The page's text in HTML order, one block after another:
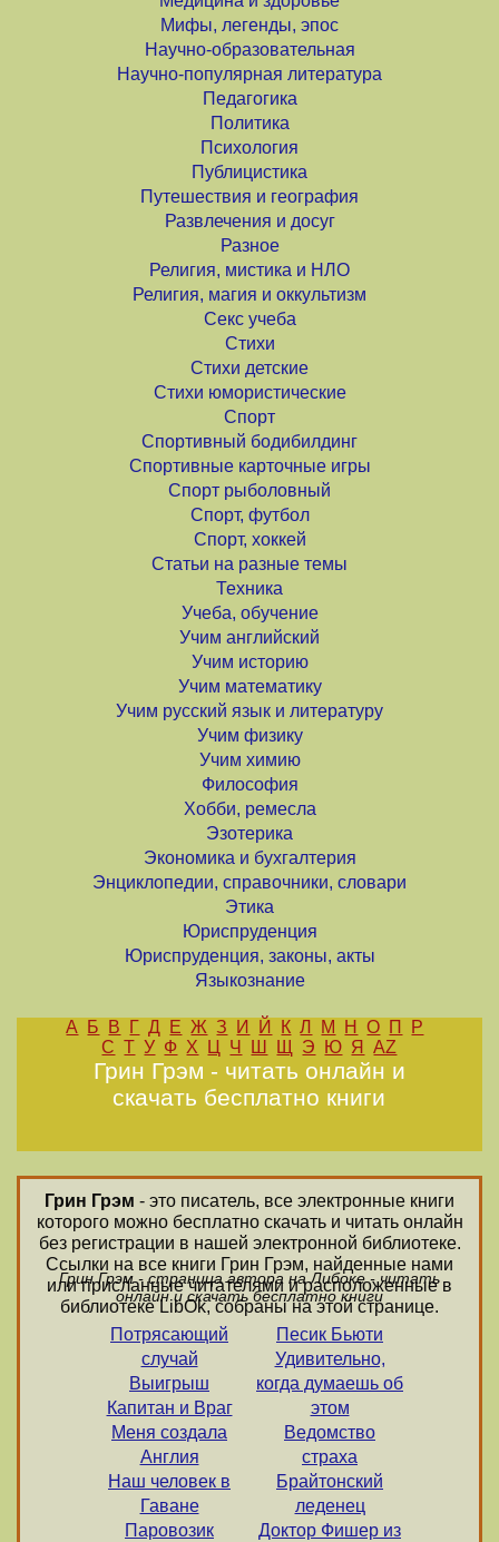
Мифы, легенды, эпос
Научно-образовательная
Научно-популярная литература
Педагогика
Политика
Психология
Публицистика
Путешествия и география
Развлечения и досуг
Разное
Религия, мистика и НЛО
Религия, магия и оккультизм
Секс учеба
Стихи
Стихи детские
Стихи юмористические
Спорт
Спортивный бодибилдинг
Спортивные карточные игры
Спорт рыболовный
Спорт, футбол
Спорт, хоккей
Статьи на разные темы
Техника
Учеба, обучение
Учим английский
Учим историю
Учим математику
Учим русский язык и литературу
Учим физику
Учим химию
Философия
Хобби, ремесла
Эзотерика
Экономика и бухгалтерия
Энциклопедии, справочники, словари
Этика
Юриспруденция
Юриспруденция, законы, акты
Языкознание
А Б В Г Д Е Ж З И Й К Л М Н О П
Р
С Т У Ф Х Ц Ч Ш Щ Э Ю Я AZ
Грин Грэм - читать онлайн и
скачать бесплатно книги
Грин Грэм - это писатель, все электронные книги
которого можно бесплатно скачать и читать онлайн
без регистрации в нашей электронной библиотеке.
Ссылки на все книги Грин Грэм, найденные нами
или присланные читателями и расположенные в
библиотеке LibOk, собраны на этой странице.
Грин Грэм - страница автора на Либоке - читать
онлайн и скачать бесплатно книги
Потрясающий
случай
Выигрыш
Капитан и Враг
Меня создала
Англия
Наш человек в
Гаване
Паровозик
Песик Бьюти
Удивительно,
когда думаешь об
этом
Ведомство
страха
Брайтонский
леденец
Доктор Фишер из